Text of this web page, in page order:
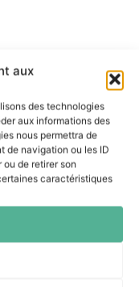
aux
des technologies
aux informations des
nous permettra de
de navigation ou les ID
ou de retirer son
caractéristiques
ouvre un
pour les
à la
données